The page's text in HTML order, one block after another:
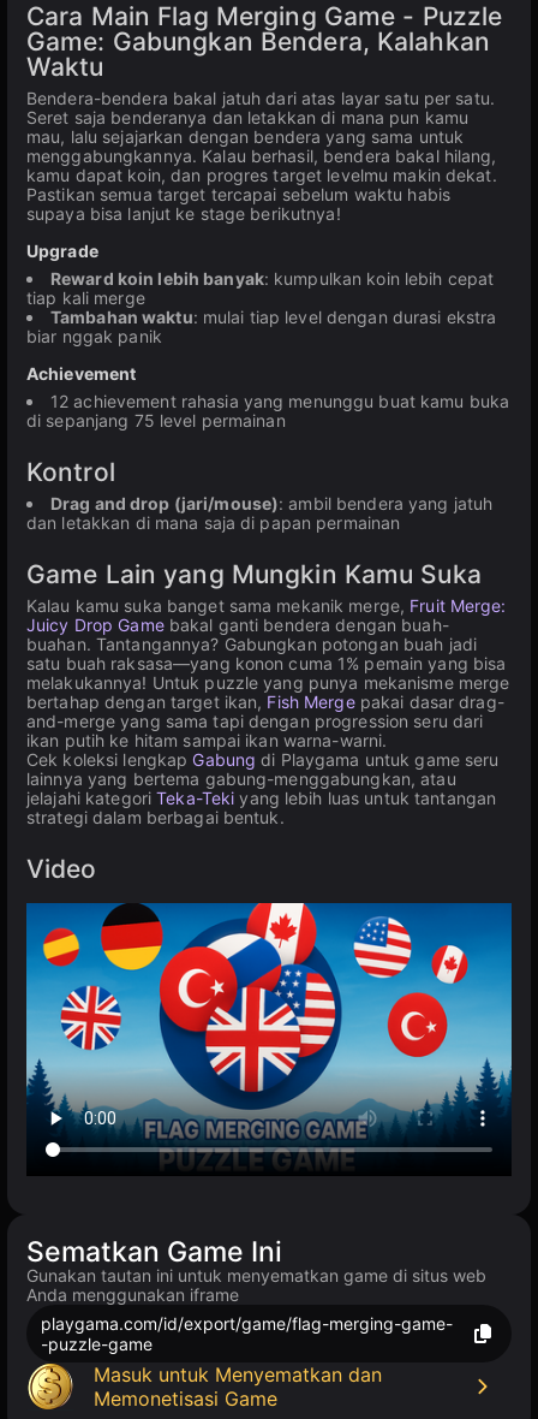
Cara Main Flag Merging Game - Puzzle
Game: Gabungkan Bendera, Kalahkan
Waktu
Bendera-bendera bakal jatuh dari atas layar satu per satu.
Seret saja benderanya dan letakkan di mana pun kamu
mau, lalu sejajarkan dengan bendera yang sama untuk
menggabungkannya. Kalau berhasil, bendera bakal hilang,
kamu dapat koin, dan progres target levelmu makin dekat.
Pastikan semua target tercapai sebelum waktu habis
supaya bisa lanjut ke stage berikutnya!
Upgrade
Reward koin lebih banyak: kumpulkan koin lebih cepat
tiap kali merge
Tambahan waktu: mulai tiap level dengan durasi ekstra
biar nggak panik
Achievement
12 achievement rahasia yang menunggu buat kamu buka
di sepanjang 75 level permainan
Kontrol
Drag and drop (jari/mouse): ambil bendera yang jatuh
dan letakkan di mana saja di papan permainan
Game Lain yang Mungkin Kamu Suka
Kalau kamu suka banget sama mekanik merge, Fruit Merge:
Juicy Drop Gamebakal ganti bendera dengan buah-
buahan. Tantangannya? Gabungkan potongan buah jadi
satu buah raksasa—yang konon cuma 1% pemain yang bisa
melakukannya! Untuk puzzle yang punya mekanisme merge
bertahap dengan target ikan, Fish Mergepakai dasar drag-
and-merge yang sama tapi dengan progression seru dari
ikan putih ke hitam sampai ikan warna-warni.
Cek koleksi lengkap Gabung di Playgama untuk game seru
lainnya yang bertema gabung-menggabungkan, atau
jelajahi kategoriTeka-Teki yang lebih luas untuk tantangan
strategi dalam berbagai bentuk.
Video
Sematkan Game Ini
Gunakan tautan ini untuk menyematkan game di situs web
Anda menggunakan iframe
playgama.com/id/export/game/flag-merging-game-
-puzzle-game
Masuk untuk Menyematkan dan
Memonetisasi Game